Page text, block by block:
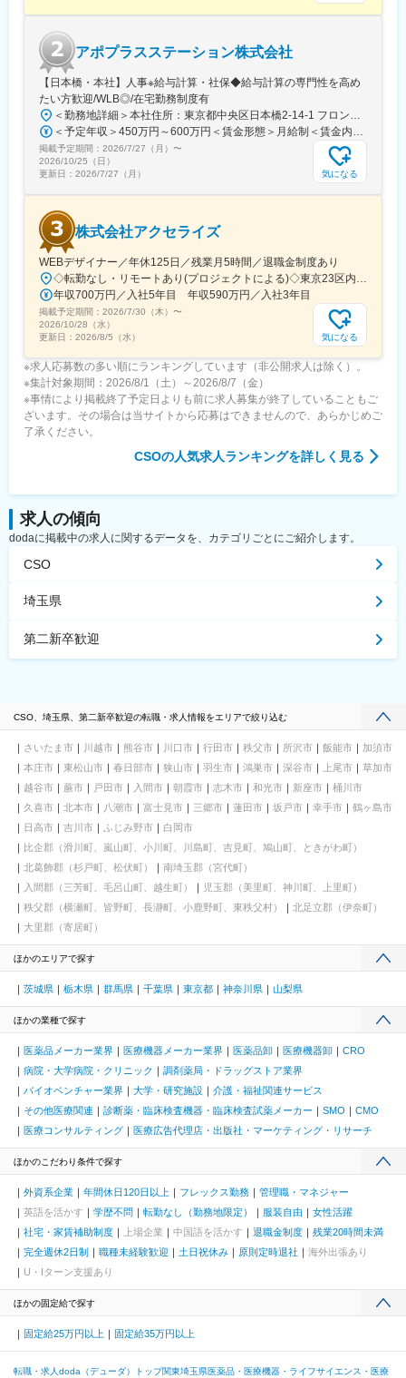
アポプラスステーション株式会社
【日本橋・本社】人事※給与計算・社保◆給与計算の専門性を高め
たい方歓迎/WLB◎/在宅勤務制度有
＜勤務地詳細＞本社住所：東京都中央区日本橋2-14-1 フロントプレイス日本橋勤務地最寄駅：各線／日本橋駅受動喫煙対策：敷地内喫煙可能場所あり変更の範囲：会社の定める事業所
＜予定年収＞450万円～600万円＜賃金形態＞月給制＜賃金内訳＞月額（基本給）：243,000円～330,300円固定残業手当/月：57,000円～77,700円（固定残業時間30時間0分/月）超過した時間外労働の残業手当は追加支給＜月給＞300,000円～408,000円（一律手当を含む）＜昇給有無＞有＜残業手当＞有＜給与補足＞※上記金額にスキル・ご経験に応じて加算する可能性がございます※給与詳細は、経験・スキルを考慮した上で決定。■昇給：年1回（4月）賃金はあくまでも目安の金額であり、選考を通じて上下する可能性があります。月給(月額)は固定手当を含めた表記です。
掲載予定期間： 2026/7/27（月） 〜
2026/10/25（日）
更新日： 2026/7/27（月） 気になる
株式会社アクセライズ
WEBデザイナー／年休125日／残業月5時間／退職金制度あり
◇転勤なし・リモートあり(プロジェクトによる)◇東京23区内を中心としたプロジェクト先▽勤務エリア・東京都内を中心とした一都三県・東京23区内のプロジェクトが中心・プロジェクトによりリモートワークあり・千葉、埼玉、神奈川にも案件あり。強制はなし。■東京本社／東京都千代田区神田小川町1-5-1 神田御幸ビル8F
年収700万円／入社5年目 年収590万円／入社3年目
掲載予定期間： 2026/7/30（木） 〜
2026/10/28（水）
更新日： 2026/8/5（水） 気になる
※求人応募数の多い順にランキングしています（非公開求人は除く）。
※集計対象期間：2026/8/1（土）～2026/8/7（金）
※事情により掲載終了予定日よりも前に求人募集が終了していることもご
ざいます。その場合は当サイトから応募はできませんので、あらかじめご
了承ください。
CSOの人気求人ランキングを詳しく見る
求人の傾向
dodaに掲載中の求人に関するデータを、カテゴリごとにご紹介します。
CSO
埼玉県
第二新卒歓迎
CSO、埼玉県、第二新卒歓迎の転職・求人情報をエリアで絞り込む
さいたま市 川越市 熊谷市 川口市 行田市 秩父市 所沢市 飯能市
加須市
本庄市
東松山市 春日部市 狭山市 羽生市 鴻巣市 深谷市 上尾市
草加市
越谷市
蕨市 戸田市 入間市 朝霞市 志木市 和光市 新座市
桶川市
久喜市
北本市 八潮市 富士見市 三郷市 蓮田市 坂戸市 幸手市
鶴ヶ島市
日高市
吉川市 ふじみ野市
白岡市
比企郡（滑川町、嵐山町、小川町、川島町、吉見町、鳩山町、ときがわ町）
北葛飾郡（杉戸町、松伏町）
南埼玉郡（宮代町）
入間郡（三芳町、毛呂山町、越生町）
児玉郡（美里町、神川町、上里町）
秩父郡（横瀬町、皆野町、長瀞町、小鹿野町、東秩父村）
北足立郡（伊奈町）
大里郡（寄居町）
ほかのエリアで探す
茨城県 栃木県 群馬県 千葉県 東京都 神奈川県 山梨県
ほかの業種で探す
医薬品メーカー業界 医療機器メーカー業界 医薬品卸 医療機器卸
CRO
病院・大学病院・クリニック
調剤薬局・ドラッグストア業界
バイオベンチャー業界
大学・研究施設
介護・福祉関連サービス
その他医療関連
診断薬・臨床検査機器・臨床検査試薬メーカー SMO
CMO
医療コンサルティング
医療広告代理店・出版社・マーケティング・リサーチ
ほかのこだわり条件で探す
外資系企業 年間休日120日以上 フレックス勤務
管理職・マネジャー
英語を活かす
学歴不問 転勤なし（勤務地限定） 服装自由
女性活躍
社宅・家賃補助制度
上場企業 中国語を活かす 退職金制度
残業20時間未満
完全週休2日制
職種未経験歓迎 土日祝休み 原則定時退社
海外出張あり
U・Iターン支援あり
ほかの固定給で探す
固定給25万円以上 固定給35万円以上
転職・求人doda（デューダ）トップ関東埼玉県医薬品・医療機器・ライフサイエンス・医療